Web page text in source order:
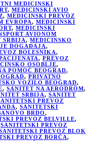
MEDICINSKI
, MEDICINSKI AVIO
, MEDICINSKI PREVOZ
EVROPA, MEDICINSKI
, MEDICINSKI
AVIONOM
SRBIJA, MEDICINSKO
DOGAĐAJA,
BOLESNIKA,
, PREVOZ
OSOBLJE,
POMOĆ BEOGRAD,
, PRIVATNO
VOZILO BEOGRAD,
, SANITET NA AERODROM,
SRBIJA, SANITET
PREVOZ
, SANITETSKI
BRDO,
PREVOZ BELVILLE,
SANITETSKI PREVOZ
PREVOZ BLOK
PREVOZ BORČA,